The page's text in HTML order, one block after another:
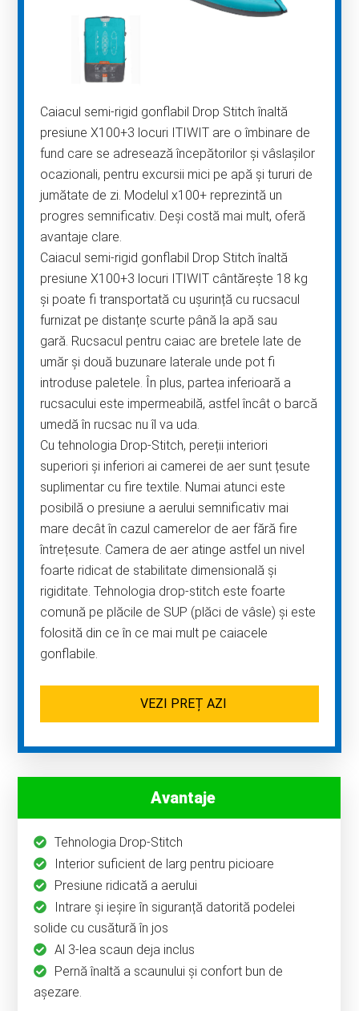
Caiacul semi-rigid gonflabil Drop Stitch înaltă
presiune X100+3 locuri ITIWIT are o îmbinare de
fund care se adresează începătorilor și vâslașilor
ocazionali, pentru excursii mici pe apă și tururi de
jumătate de zi. Modelul x100+ reprezintă un
progres semnificativ. Deși costă mai mult, oferă
avantaje clare.
Caiacul semi-rigid gonflabil Drop Stitch înaltă
presiune X100+3 locuri ITIWIT cântărește 18 kg
și poate fi transportată cu ușurință cu rucsacul
furnizat pe distanțe scurte până la apă sau
gară. Rucsacul pentru caiac are bretele late de
umăr și două buzunare laterale unde pot fi
introduse paletele. În plus, partea inferioară a
rucsacului este impermeabilă, astfel încât o barcă
umedă în rucsac nu îl va uda.
Cu tehnologia Drop-Stitch, pereții interiori
superiori și inferiori ai camerei de aer sunt țesute
suplimentar cu fire textile. Numai atunci este
posibilă o presiune a aerului semnificativ mai
mare decât în ​​cazul camerelor de aer fără fire
întrețesute. Camera de aer atinge astfel un nivel
foarte ridicat de stabilitate dimensională și
rigiditate. Tehnologia drop-stitch este foarte
comună pe plăcile de SUP (plăci de vâsle) și este
folosită din ce în ce mai mult pe caiacele
gonflabile.
VEZI PREȚ AZI
Avantaje
Tehnologia Drop-Stitch
Interior suficient de larg pentru picioare
Presiune ridicată a aerului
Intrare și ieșire în siguranță datorită podelei
solide cu cusătură în jos
Al 3-lea scaun deja inclus
Pernă înaltă a scaunului și confort bun de
așezare.